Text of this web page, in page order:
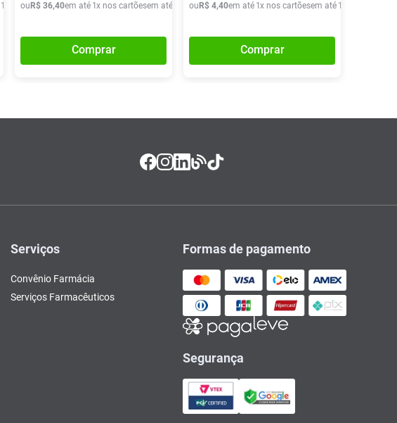
1 R$ 4, 90
ou R$ 36,40em até 1x nos cartõesem até x deR$ 36,40
Comprar
ou R$ 4,40em até 1x nos cartõesem até 1
Comprar
Serviços
Convênio Farmácia
Serviços Farmacêuticos
Formas de pagamento
Segurança